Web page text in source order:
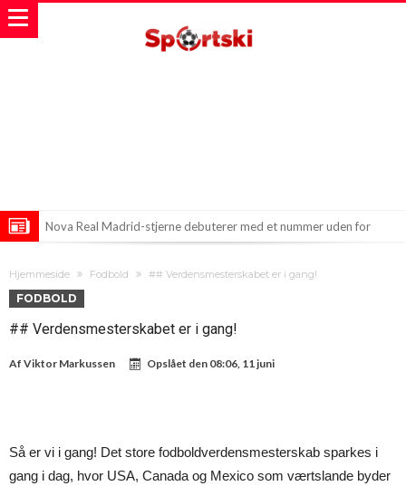
Nova Real Madrid-stjerne debuterer med et nummer uden for
Nyt Skud i Stammen: Chelsea Velkommer Valentin Barka med
Hjemmeside Fodbold ## Verdensmesterskabet er i gang!
FODBOLD
## Verdensmesterskabet er i gang!
Af Viktor Markussen Opslået den 08:06, 11 juni
Så er vi i gang! Det store fodboldverdensmesterskab sparkes i
gang i dag, hvor USA, Canada og Mexico som værtslande byder